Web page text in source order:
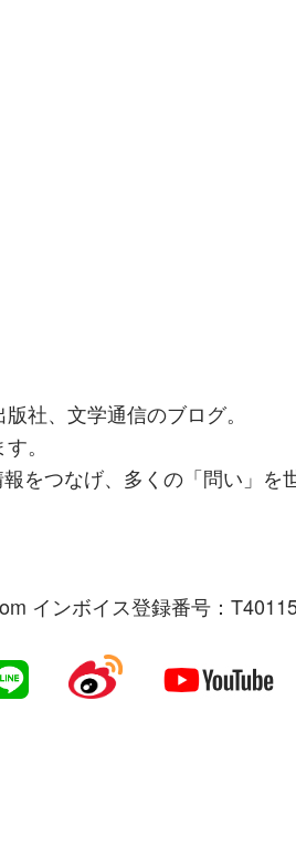
社、文学通信のブログ。
。
をつなげ、多くの「問い」を
インボイス登録番号：